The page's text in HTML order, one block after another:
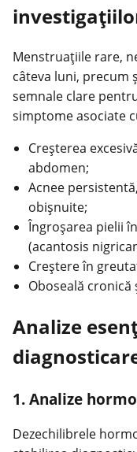
Menstruaţiile rare,
câteva luni, precum
semnale clare
simptome asociate
Creşterea
abdomen;
Acnee
obișnuite;
Îngroşarea pielii
(acantosis
Creştere în
Oboseală
Analize
1. Analize
Dezechilibrele